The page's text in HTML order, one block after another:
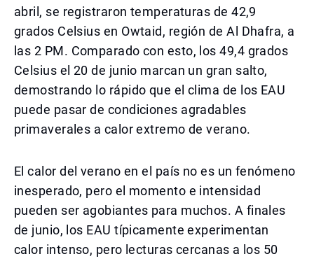
abril, se registraron temperaturas de 42,9
grados Celsius en Owtaid, región de Al Dhafra, a
las 2 PM. Comparado con esto, los 49,4 grados
Celsius el 20 de junio marcan un gran salto,
demostrando lo rápido que el clima de los EAU
puede pasar de condiciones agradables
primaverales a calor extremo de verano.
El calor del verano en el país no es un fenómeno
inesperado, pero el momento e intensidad
pueden ser agobiantes para muchos. A finales
de junio, los EAU típicamente experimentan
calor intenso, pero lecturas cercanas a los 50